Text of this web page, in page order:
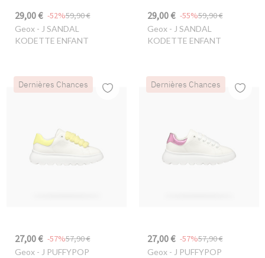
29,00 € 59,90 €
-52%
Geox- J SANDAL
KODETTE ENFANT
29,00 € 59,90 €
-55%
Geox- J SANDAL
KODETTE ENFANT
Dernières Chances
27,00 € 57,90 €
-57%
Geox- J PUFFYPOP
Dernières Chances
27,00 € 57,90 €
-57%
Geox- J PUFFYPOP